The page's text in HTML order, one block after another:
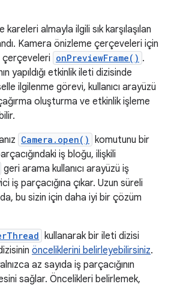
kareleri almayla ilgili sık karşılaşılan
Kamera önizleme çerçeveleri için
çerçeveleri onPreviewFrame() .
yapıldığı etkinlik ileti dizisinde
ilgilenme görevi, kullanıcı arayüzü
oluşturma ve etkinlik işleme
Camera.open() komutunu bir
iş bloğu, ilişkili
geri arama kullanıcı arayüzü iş
iş parçacığına çıkar. Uzun süreli
bu sizin için daha iyi bir çözüm
kullanarak bir ileti dizisi
önceliklerini belirleyebilirsiniz.
az sayıda iş parçacığının
sağlar. Öncelikleri belirlemek,